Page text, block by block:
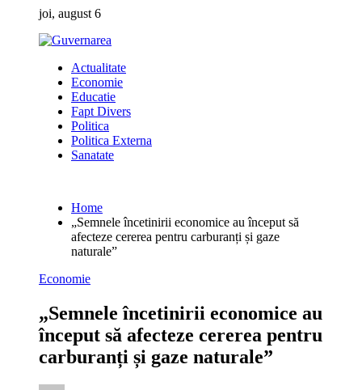
content
joi, august 6
Actualitate
Economie
Educatie
Fapt Divers
Politica
Politica Externa
Sanatate
Home
„Semnele încetinirii economice au început să
afecteze cererea pentru carburanți și gaze
naturale”
Economie
„Semnele încetinirii economice au
început să afecteze cererea pentru
carburanți și gaze naturale”